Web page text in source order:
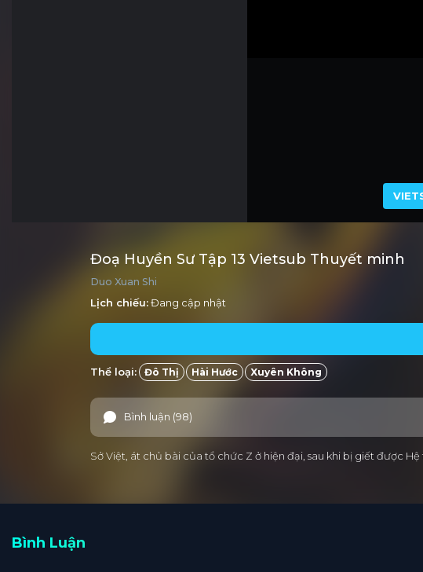
Đoạ Huyền Sư Tập 13 Vietsub Thuyết minh
Duo Xuan Shi
Lịch chiếu:Đang cập nhật
Thể loại: Đô Thị Hài Hước Xuyên Không
Bình luận (98)
Sở Việt, át chủ bài của tổ chức Z ở hiện đại, sau khi bị giết được
Bình Luận